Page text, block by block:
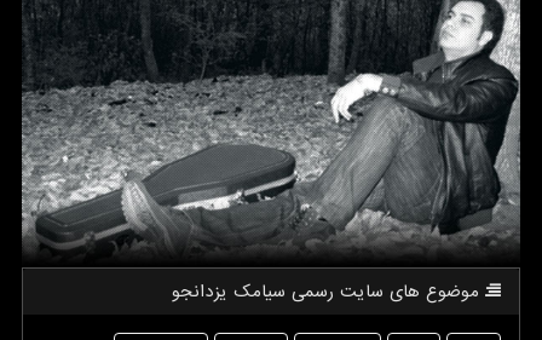
موضوع های سایت رسمی سیامك یزدانجو